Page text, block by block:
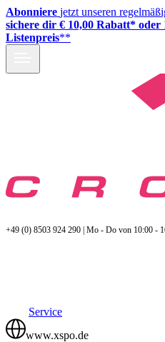
Abonniere jetzt unseren
sichere dir € 10,00 Rabatt*
Listenpreis**
+49 (0) 8503 924 290 | Mo - Do von 10:00 -
Service
www.xspo.de